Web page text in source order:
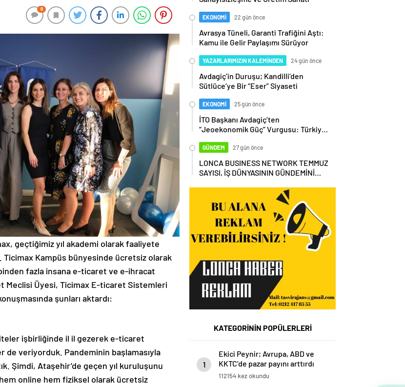
0
geçtiğimiz yıl akademi olarak faaliyete
Ticimax Kampüs bünyesinde ücretsiz olarak
fazla insana e-ticaret ve e-ihracat
Meclisi Üyesi, Ticimax E-ticaret Sistemleri
şunları aktardı:
işbirliğinde il il gezerek e-ticaret
veriyorduk. Pandeminin başlamasıyla
Şimdi, Ataşehir’de geçen yıl kuruluşunu
online hem fiziksel olarak ücretsiz
EKONOMİ 22 gün önce
Avrasya Tüneli, Garanti Trafiğini Aştı:
Kamu ile Gelir Paylaşımı Sürüyor
YAZARLARIMIZIN KALEMİNDEN 24 gün önce
Avdagiç’in Duruşu; Kandilli’den
Sütlüce’ye Bir “Eser” Siyaseti
EKONOMİ 25 gün önce
İTO Başkanı Avdagiç’ten
“Jeoekonomik Güç” Vurgusu: Türkiye,
Olmalı
GÜNDEM 27 gün önce
LONCA BUSINESS NETWORK TEMMUZ
SAYISI, İŞ DÜNYASININ GÜNDEMİNİ
KATEGORİNİN POPÜLERLERİ
1
Ekici Peynir; Avrupa, ABD ve
KKTC’de pazar payını arttırdı
112154 kez okundu